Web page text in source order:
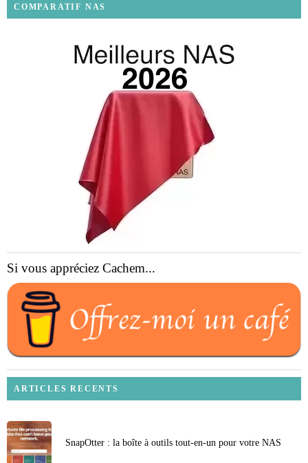
COMPARATIF NAS
Si vous appréciez Cachem...
ARTICLES RECENTS
SnapOtter : la boîte à outils tout-en-un pour votre NAS